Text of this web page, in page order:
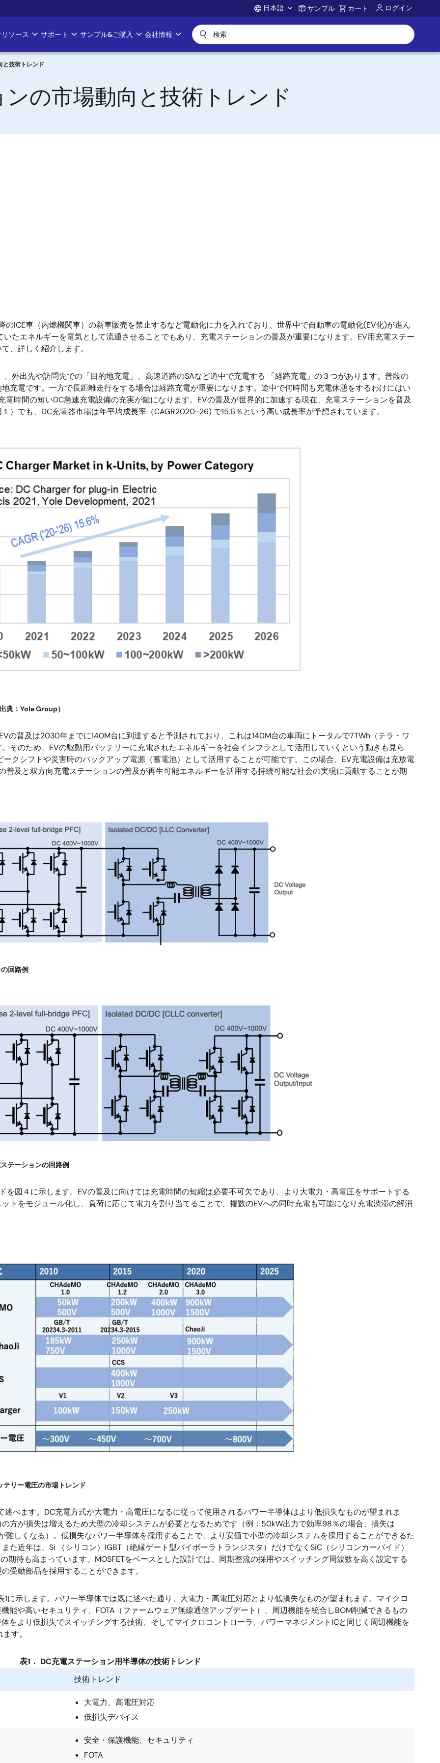
Account
日本語 サンプル カート ログイン
ソース サポート サンプル&ご購入 会社情報
と技術トレンド
の市場動向と技術トレンド
ICE車（内燃機関車）の新車販売を禁止するなど電動化に力を入れており、世界中で自動車の電動化(EV化)が進ん
たエネルギーを電気として流通させることでもあり、充電ステーションの普及が重要になります。EV用充電ステー
、詳しく紹介します。
外出先や訪問先での「目的地充電」、高速道路のSAなど道中で充電する 「経路充電」の３つがあります。普段の
充電です。一方で長距離走行をする場合は経路充電が重要になります。途中で何時間も充電休憩をするわけにはい
時間の短いDC急速充電設備の充実が鍵になります。EVの普及が世界的に加速する現在、充電ステーションを普及
）でも、DC充電器市場は年平均成長率（CAGR2020-26) で15.6％という高い成長率が予想されています。
典：Yole Group）
の普及は2030年までに140M台に到達すると予測されており、これは140M台の車両にトータルで7TWh（テラ・ワ
そのため、EVの駆動用バッテリーに充電されたエネルギーを社会インフラとして活用していくという動きも見ら
クシフトや災害時のバックアップ電源（蓄電池）として活用することが可能です。この場合、EV充電設備は充放電
及と双方向充電ステーションの普及が再生可能エネルギーを活用する持続可能な社会の実現に貢献することが期
回路例
テーションの回路例
を図４に示します。EVの普及に向けては充電時間の短縮は必要不可欠であり、より大電力・高電圧をサポートする
トをモジュール化し、負荷に応じて電力を割り当てることで、複数のEVへの同時充電も可能になり充電渋滞の解消
リー電圧の市場トレンド
べます。DC充電方式が大電力・高電圧になるに従って使用されるパワー半導体はより低損失なものが望まれま
方が損失は増えるため大型の冷却システムが必要となるためです（例：50kW出力で効率98％の場合、損失は
しくなる）。低損失なパワー半導体を採用することで、より安価で小型の冷却システムを採用することができるた
た近年は、Si （シリコン）IGBT（絶縁ゲート型バイポーラトランジスタ）だけでなくSiC（シリコンカーバイド）
期待も高まっています。MOSFETをベースとした設計では、同期整流の採用やスイッチング周波数を高く設定する
受動部品を採用することができます。
に示します。パワー半導体では既に述べた通り、大電力・高電圧対応とより低損失なものが望まれます。マイクロ
能や高いセキュリティ、FOTA（ファームウェア無線通信アップデート）、周辺機能を統合しBOM削減できるもの
をより低損失でスイッチングする技術、そしてマイクロコントローラ、パワーマネジメントICと同じく周辺機能を
す。
表1． DC充電ステーション用半導体の技術トレンド
技術トレンド
大電力、高電圧対応
低損失デバイス
安全・保護機能、セキュリティ
FOTA